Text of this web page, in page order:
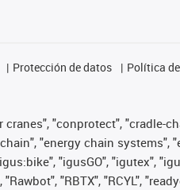
Protección de datos Política
"conprotect", "cradle-
"energy chain systems",
"igusGO", "igutex",
"RBTX", "RCYL",